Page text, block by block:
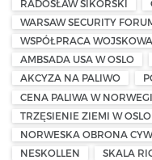
RADOSŁAW SIKORSKI
WARSAW SECURITY
WSPÓŁPRACA WOJSKOWA
AMBSADA USA W OSLO
AKCYZA NA PALIWO
CENA PALIWA W
TRZĘSIENIE ZIEMI W OSLO
NORWESKA OBRONA
NESKOLLEN
SKALA